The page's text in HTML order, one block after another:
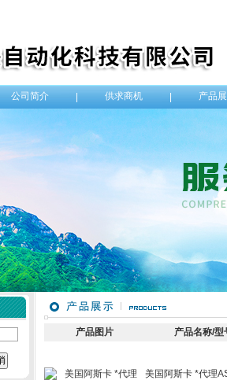
公司简介 供求商机 产品
产品图片 产品名称/型
美国阿斯卡 *代理